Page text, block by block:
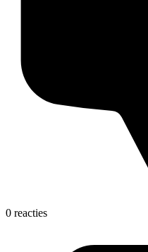
0 reacties